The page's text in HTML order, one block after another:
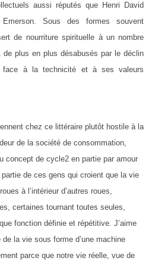
aussi réputés que Henri David
Sous des formes souvent
de nourriture spirituelle à un nombre
de plus en plus désabusés par le déclin
face à la technicité et à ses valeurs
chez ce littéraire plutôt hostile à la
de la société de consommation,
concept de cycle2 en partie par amour
de ces gens qui croient que la vie
à l’intérieur d’autres roues,
certaines tournant toutes seules,
fonction définie et répétitive. J’aime
la vie sous forme d’une machine
parce que notre vie réelle, vue de